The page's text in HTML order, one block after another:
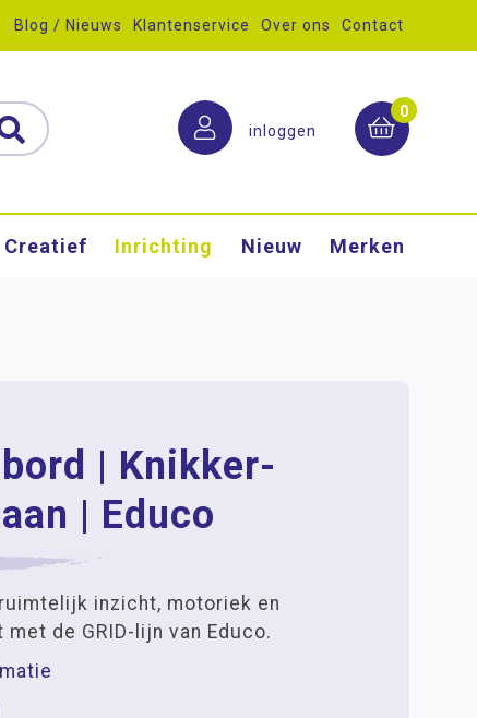
Blog / Nieuws Klantenservice Over ons Contact
inloggen
0
Creatief Inrichting Nieuw Merken
| Knikker-
| Educo
inzicht, motoriek en
de GRID-lijn van Educo.